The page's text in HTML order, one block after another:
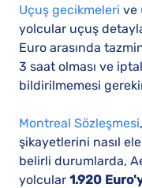
Uçuş gecikmeleri ve
yolcular uçuş
Euro arasında
3 saat olması ve
bildirilmemesi
Montreal Sözleşmesi
şikayetlerini nasıl
belirli durumlarda,
yolcular 1.920